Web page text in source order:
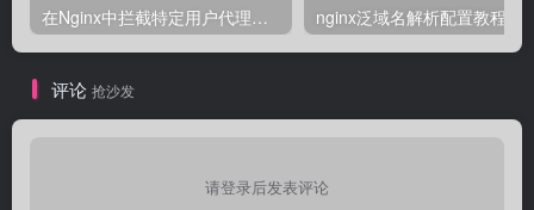
在Nginx中拦截特定用户代理的教程 nginx泛域名解析配置教程
评论 抢沙发
请登录后发表评论